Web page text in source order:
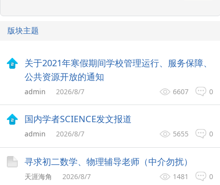
版块主题
关于2021年寒假期间学校管理运行、服务保障、
公共资源开放的通知
0
6607
admin 2026/8/7
国内学者SCIENCE发文报道
0
5655
admin 2026/8/7
寻求初二数学、物理辅导老师（中介勿扰）
0
1481
天涯海角 2026/8/7